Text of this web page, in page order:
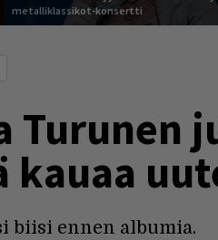
metalliklassikot-konsertti
Turunen
kauaa
biisi ennen albumia.